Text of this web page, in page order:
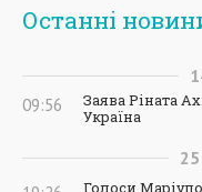
Останні
09:56
Заява Ріната
Україна
25
Голоси